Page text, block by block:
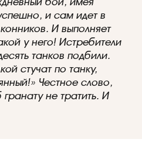
и сам идет в
И выполняет
у него! Истребители
танков подбили.
стучат по танку,
Честное слово,
не тратить. И